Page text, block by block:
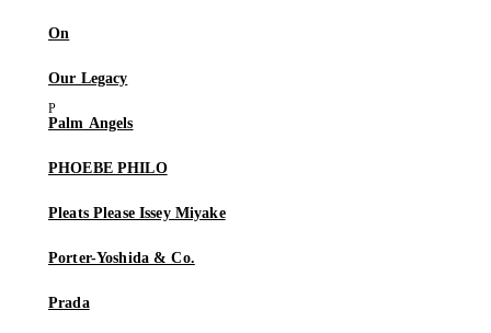
On
Our Legacy
Palm Angels
PHOEBE PHILO
Pleats Please Issey Miyake
Porter-Yoshida & Co.
Prada